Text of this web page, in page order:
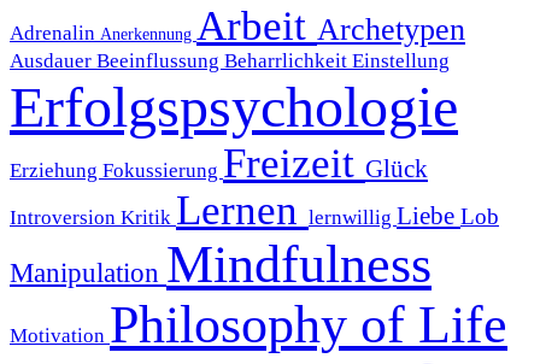
Adrenalin Anerkennung Arbeit Archetypen
Ausdauer Beeinflussung Beharrlichkeit Einstellung
Erfolgspsychologie
Erziehung Fokussierung Freizeit Glück
Introversion Kritik Lernen lernwillig Liebe Lob
Manipulation Mindfulness
Motivation Philosophy of Life